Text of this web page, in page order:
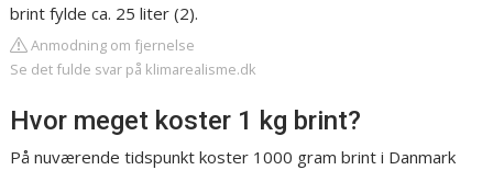
brint fylde ca. 25 liter (2).
Anmodning om fjernelse
Se det fulde svar på klimarealisme.dk
Hvor meget koster 1 kg brint?
På nuværende tidspunkt koster 1000 gram brint i Danmark